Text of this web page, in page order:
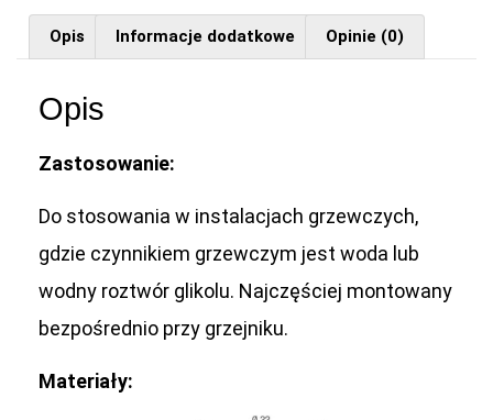
Opis Informacje dodatkowe Opinie (0)
Opis
Zastosowanie:
Do stosowania w instalacjach grzewczych,
gdzie czynnikiem grzewczym jest woda lub
wodny roztwór glikolu. Najczęściej montowany
bezpośrednio przy grzejniku.
Materiały: